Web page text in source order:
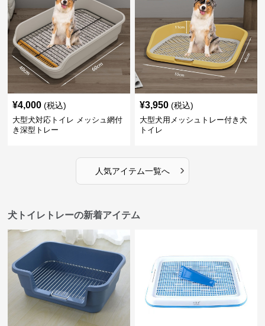
¥4,000 (税込)
大型犬対応トイレ メッシュ網付
き深型トレー
¥3,950 (税込)
大型犬用メッシュトレー付き犬
トイレ
人気アイテム一覧へ ›
犬トイレトレーの新着アイテム